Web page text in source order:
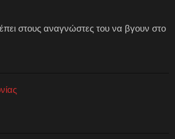
στους αναγνώστες του να βγουν στο